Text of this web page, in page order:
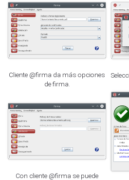
Cliente @firma da más opciones
de firma.
Con cliente @firma se puede